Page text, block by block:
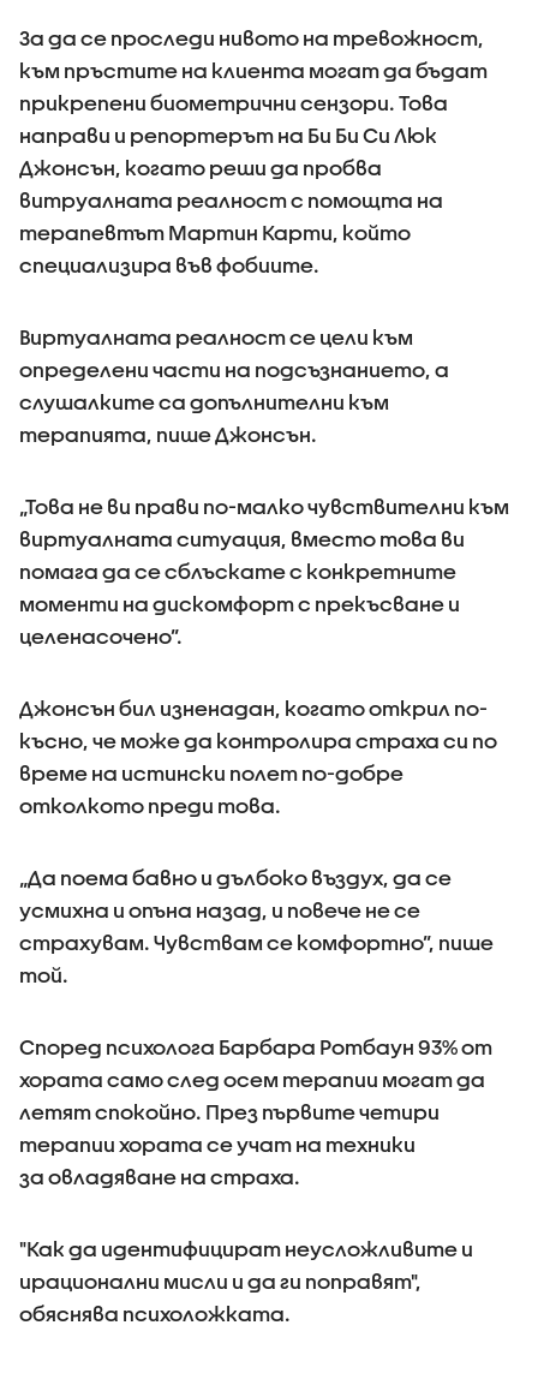
За да се проследи нивото на тревожност,
към пръстите на клиента могат да бъдат
прикрепени биометрични сензори. Това
направи и репортерът на Би Би Си Люк
Джонсън, когато реши да пробва
витруалната реалност с помощта на
терапевтът Мартин Карти, който
специализира във фобиите.
Виртуалната реалност се цели към
определени части на подсъзнанието, а
слушалките са допълнителни към
терапията, пише Джонсън.
„Това не ви прави по-малко чувствителни към
виртуалната ситуация, вместо това ви
помага да се сблъскате с конкретните
моменти на дискомфорт с прекъсване и
целенасочено”.
Джонсън бил изненадан, когато открил по-
късно, че може да контролира страха си по
време на истински полет по-добре
отколкото преди това.
„Да поема бавно и дълбоко въздух, да се
усмихна и опъна назад, и повече не се
страхувам. Чувствам се комфортно”, пише
той.
Според психолога Барбара Ротбаун 93% от
хората само след осем терапии могат да
летят спокойно. През първите четири
терапии хората се учат на техники
за овладяване на страха.
"Как да идентифицират неусложливите и
ирационални мисли и да ги поправят",
обяснява психоложката.